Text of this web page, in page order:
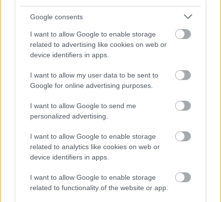
Google consents
I want to allow Google to enable storage
related to advertising like cookies on web or
device identifiers in apps.
I want to allow my user data to be sent to
Google for online advertising purposes.
I want to allow Google to send me
personalized advertising.
I want to allow Google to enable storage
related to analytics like cookies on web or
device identifiers in apps.
I want to allow Google to enable storage
related to functionality of the website or app.
„Nem tudom, hogy mennyire lesz fenntartható ez
az állapot a jövőben, amikor lehet, hogy majd
csak attól megsérülnek a pilóták, hogy egy
versenyautót vezetnek. Ennek nem kéne ilyennek
lennie” – nyilatkozta Bottas a BBC-nek.
EZEKET IS AJÁNLJUK
FORMA-1
Zéró kifogás az Alpine-nál, a
McLaren és a Ferrari a